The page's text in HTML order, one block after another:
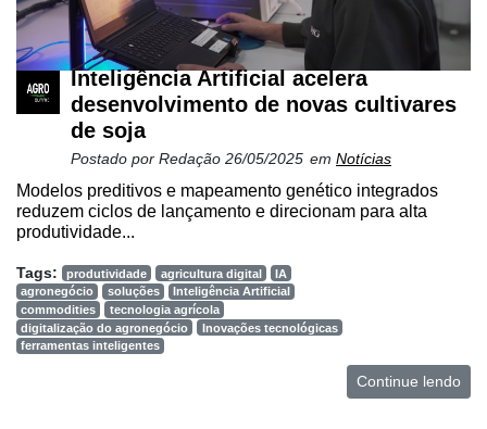
Inteligência Artificial acelera
desenvolvimento de novas cultivares
de soja
Postado por Redação 26/05/2025 em Notícias
Modelos preditivos e mapeamento genético integrados
reduzem ciclos de lançamento e direcionam para alta
produtividade...
Tags: produtividade agricultura digital
IA
agronegócio
soluções
Inteligência Artificial
commodities
tecnologia agrícola
digitalização do agronegócio
Inovações tecnológicas
ferramentas inteligentes
Continue lendo